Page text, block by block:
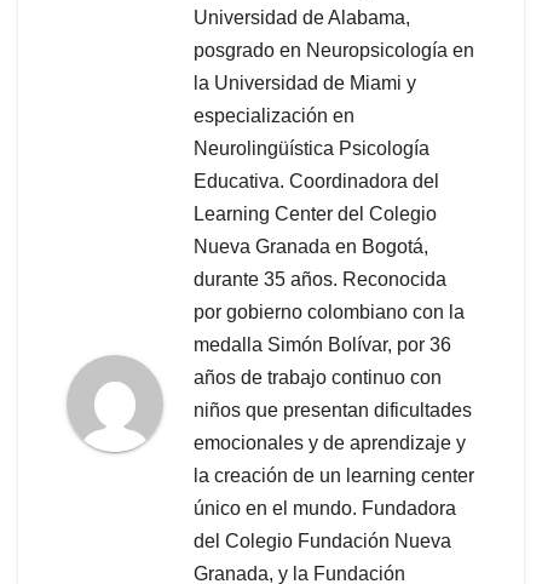
Universidad de Alabama,
posgrado en Neuropsicología en
la Universidad de Miami y
especialización en
Neurolingüística Psicología
Educativa. Coordinadora del
Learning Center del Colegio
Nueva Granada en Bogotá,
durante 35 años. Reconocida
por gobierno colombiano con la
medalla Simón Bolívar, por 36
años de trabajo continuo con
niños que presentan dificultades
emocionales y de aprendizaje y
la creación de un learning center
único en el mundo. Fundadora
del Colegio Fundación Nueva
Granada, y la Fundación